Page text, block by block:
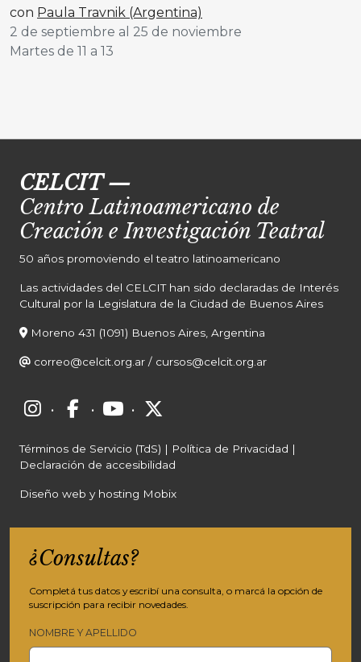
con Paula Travnik (Argentina)
2 de septiembre al 25 de noviembre
Martes de 11 a 13
CELCIT—
Centro Latinoamericano de
Creación e Investigación Teatral
50 años promoviendo el teatro latinoamericano
Las actividades del CELCIT han sido declaradas de Interés
Cultural por la Legislatura de la Ciudad de Buenos Aires
Moreno 431 (1091) Buenos Aires, Argentina
correo@celcit.org.ar / cursos@celcit.org.ar
· · ·
Términos de Servicio (TdS) | Política de Privacidad |
Declaración de accesibilidad
Diseño web y hosting Mobix
¿Consultas?
Completá tus datos y escribí una consulta, o marcá la opción de
suscripción para recibir novedades.
NOMBRE Y APELLIDO